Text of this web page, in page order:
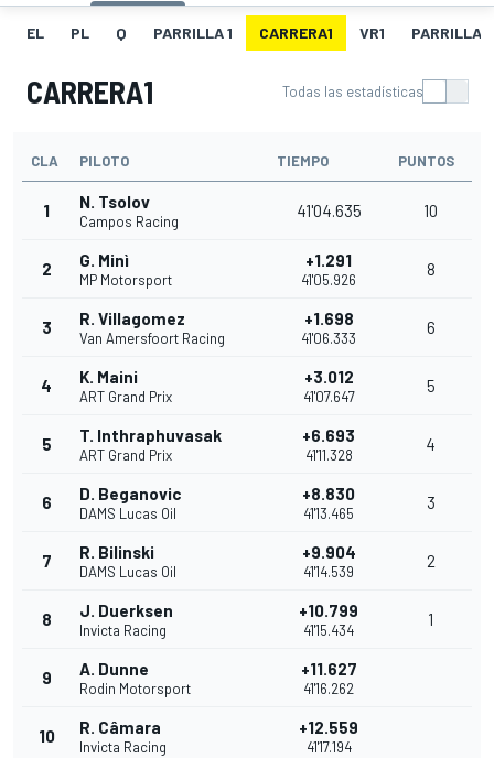
EL PL Q PARRILLA 1 CARRERA1 VR1 PARRILLA 2
CARRERA1 Todas las estadísticas
CLA PILOTO TIEMPO PUNTOS
1 N. Tsolov
Campos Racing
41'04.635 10
2 G. Minì
MP Motorsport
+1.291
41'05.926
8
3 R. Villagomez
Van Amersfoort Racing
+1.698
41'06.333
6
4 K. Maini
ART Grand Prix
+3.012
41'07.647
5
5 T. Inthraphuvasak
ART Grand Prix
+6.693
41'11.328
4
6 D. Beganovic
DAMS Lucas Oil
+8.830
41'13.465
3
7 R. Bilinski
DAMS Lucas Oil
+9.904
41'14.539
2
8 J. Duerksen
Invicta Racing
+10.799
41'15.434
1
9 A. Dunne
Rodin Motorsport
+11.627
41'16.262
10 R. Câmara
Invicta Racing
+12.559
41'17.194